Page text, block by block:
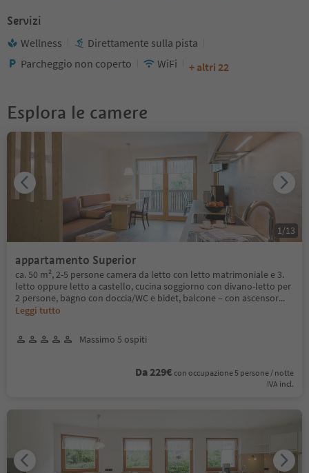
Servizi
Wellness
Direttamente sulla pista
Parcheggio non coperto
WiFi + altri 22
Esplora le camere
appartamento Superior
ca. 50 m², 2-5 persone camera da letto con letto matrimoniale e 3.
letto oppure letto a castello, cucina soggiorno con divano-letto per
2 persone, bagno con doccia/WC e bidet, balcone – con ascensor...
Leggi tutto
Massimo 5 ospiti
Da 229€ con occupazione 5 persone / notte
IVA incl.
1 /13